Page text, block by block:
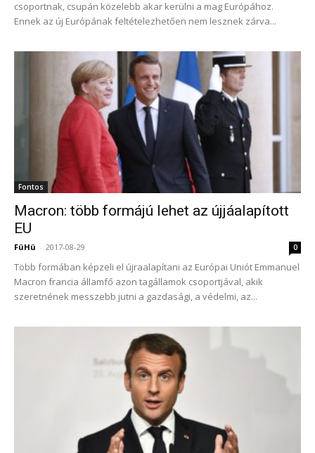
csoportnak, csupán közelebb akar kerülni a mag Európához.
Ennek az új Európának feltételezhetően nem lesznek zárva...
Fontos
Macron: több formájú lehet az újjáalapított
EU
FüHü - 2017-08-29 0
Több formában képzeli el újraalapítani az Európai Uniót Emmanuel
Macron francia államfő azon tagállamok csoportjával, akik
szeretnének messzebb jutni a gazdasági, a védelmi, az...